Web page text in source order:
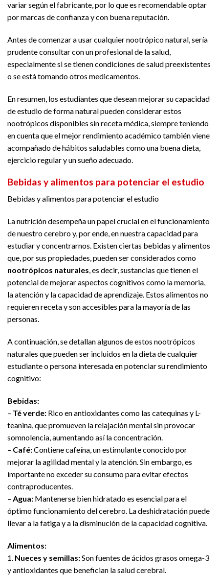
variar según el fabricante, por lo que es recomendable optar
por marcas de confianza y con buena reputación.
Antes de comenzar a usar cualquier nootrópico natural, sería
prudente consultar con un profesional de la salud,
especialmente si se tienen condiciones de salud preexistentes
o se está tomando otros medicamentos.
En resumen, los estudiantes que desean mejorar su capacidad
de estudio de forma natural pueden considerar estos
nootrópicos disponibles sin receta médica, siempre teniendo
en cuenta que el mejor rendimiento académico también viene
acompañado de hábitos saludables como una buena dieta,
ejercicio regular y un sueño adecuado.
Bebidas y alimentos para potenciar el estudio
Bebidas y alimentos para potenciar el estudio
La nutrición desempeña un papel crucial en el funcionamiento
de nuestro cerebro y, por ende, en nuestra capacidad para
estudiar y concentrarnos. Existen ciertas bebidas y alimentos
que, por sus propiedades, pueden ser considerados como
nootrópicos naturales, es decir, sustancias que tienen el
potencial de mejorar aspectos cognitivos como la memoria,
la atención y la capacidad de aprendizaje. Estos alimentos no
requieren receta y son accesibles para la mayoría de las
personas.
A continuación, se detallan algunos de estos nootrópicos
naturales que pueden ser incluidos en la dieta de cualquier
estudiante o persona interesada en potenciar su rendimiento
cognitivo:
Bebidas:
– Té verde: Rico en antioxidantes como las catequinas y L-
teanina, que promueven la relajación mental sin provocar
somnolencia, aumentando así la concentración.
– Café:Contiene cafeína, un estimulante conocido por
mejorar la agilidad mental y la atención. Sin embargo, es
importante no exceder su consumo para evitar efectos
contraproducentes.
– Agua: Mantenerse bien hidratado es esencial para el
óptimo funcionamiento del cerebro. La deshidratación puede
llevar a la fatiga y a la disminución de la capacidad cognitiva.
Alimentos:
1. Nueces y semillas:Son fuentes de ácidos grasos omega-3
y antioxidantes que benefician la salud cerebral.